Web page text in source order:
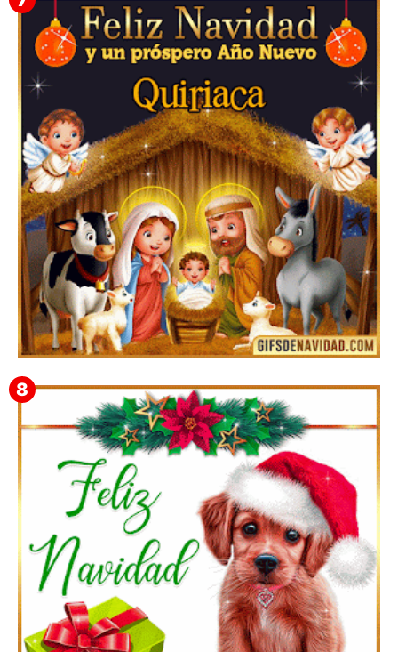
Te deseo una Feliz Navidad Bartolomea
Feliz Navidad y próspero Año Nuevo Quiriaca